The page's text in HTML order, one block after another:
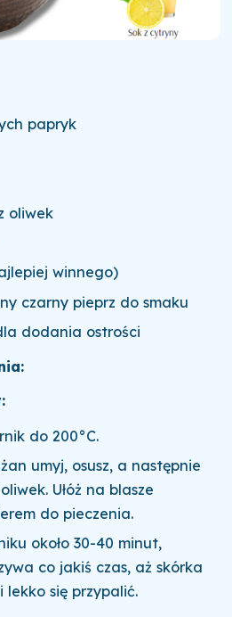
papryk
oliwek
winnego)
czarny pieprz do smaku
dodania ostrości
do 200°C.
umyj, osusz, a następnie
Ułóż na blasze
do pieczenia.
około 30-40 minut,
co jakiś czas, aż skórka
lekko się przypalić.